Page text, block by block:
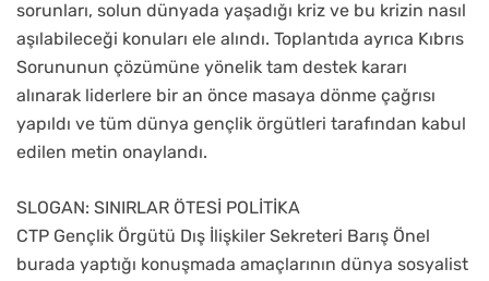
sorunları, solun dünyada yaşadığı kriz ve bu krizin nasıl
aşılabileceği konuları ele alındı. Toplantıda ayrıca Kıbrıs
Sorununun çözümüne yönelik tam destek kararı
alınarak liderlere bir an önce masaya dönme çağrısı
yapıldı ve tüm dünya gençlik örgütleri tarafından kabul
edilen metin onaylandı.
SLOGAN: SINIRLAR ÖTESİ POLİTİKA
CTP Gençlik Örgütü Dış İlişkiler Sekreteri Barış Önel
burada yaptığı konuşmada amaçlarının dünya sosyalist